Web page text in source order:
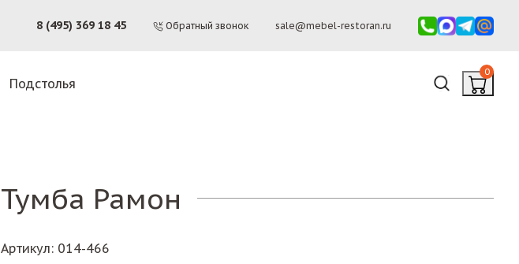
8 (495) 369 18 45 Обратный звонок sale@mebel-restoran.ru
Подстолья
0
Тумба Рамон
Артикул: 014-466